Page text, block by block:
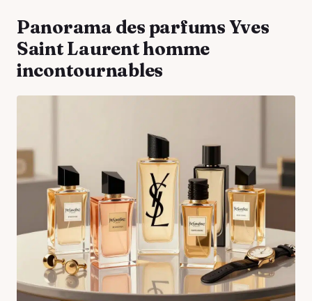
Panorama des parfums Yves
Saint Laurent homme
incontournables